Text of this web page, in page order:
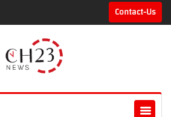
Contact-Us